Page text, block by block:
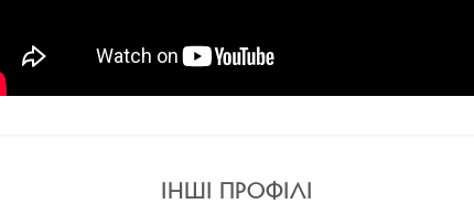
ІНШІ ПРОФІЛІ